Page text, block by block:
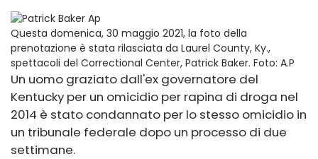
Questa domenica, 30 maggio 2021, la foto della
prenotazione è stata rilasciata da Laurel County, Ky.,
spettacoli del Correctional Center, Patrick Baker. Foto: A.P
Un uomo graziato dall'ex governatore del
Kentucky per un omicidio per rapina di droga nel
2014 è stato condannato per lo stesso omicidio in
un tribunale federale dopo un processo di due
settimane.